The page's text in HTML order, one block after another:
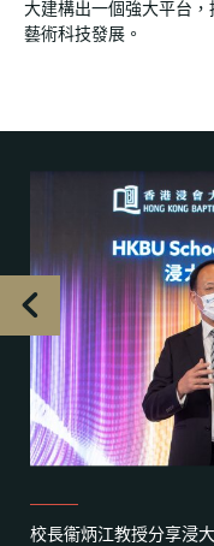
大建構出一個強大平台
藝術科技發展。
校長衞炳江教授分享浸